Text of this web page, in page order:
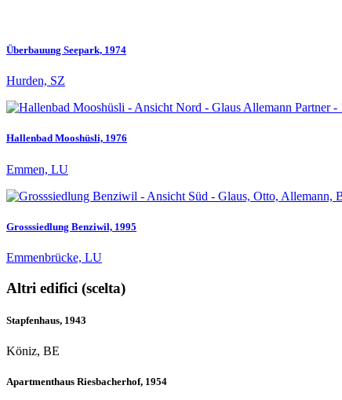
Überbauung Seepark, 1974
Hurden, SZ
Hallenbad Mooshüsli, 1976
Emmen, LU
Grosssiedlung Benziwil, 1995
Emmenbrücke, LU
Altri edifici (scelta)
Stapfenhaus, 1943
Köniz, BE
Apartmenthaus Riesbacherhof, 1954